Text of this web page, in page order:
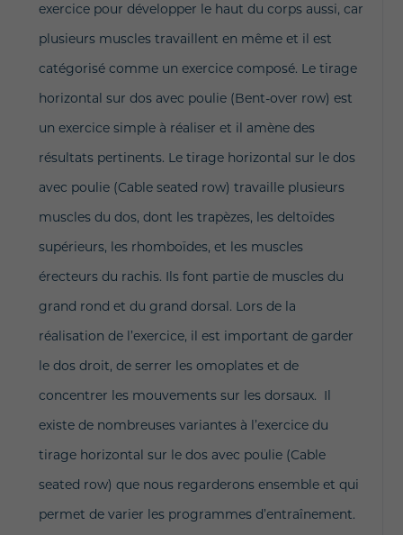
exercice pour développer le haut du corps aussi, car
plusieurs muscles travaillent en même et il est
catégorisé comme un exercice composé. Le tirage
horizontal sur dos avec poulie (Bent-over row) est
un exercice simple à réaliser et il amène des
résultats pertinents. Le tirage horizontal sur le dos
avec poulie (Cable seated row) travaille plusieurs
muscles du dos, dont les trapèzes, les deltoïdes
supérieurs, les rhomboïdes, et les muscles
érecteurs du rachis. Ils font partie de muscles du
grand rond et du grand dorsal. Lors de la
réalisation de l’exercice, il est important de garder
le dos droit, de serrer les omoplates et de
concentrer les mouvements sur les dorsaux. Il
existe de nombreuses variantes à l’exercice du
tirage horizontal sur le dos avec poulie (Cable
seated row) que nous regarderons ensemble et qui
permet de varier les programmes d’entraînement.